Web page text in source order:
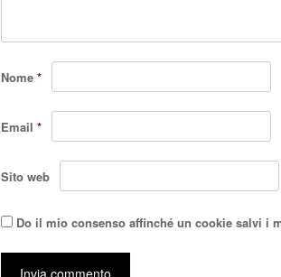
Nome *
Email *
Sito web
Do il mio consenso affinché un cookie salvi i